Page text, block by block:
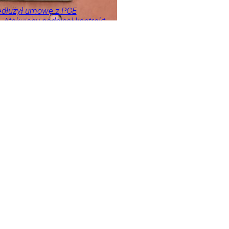
umowę z PGE
podpisał kontrakt